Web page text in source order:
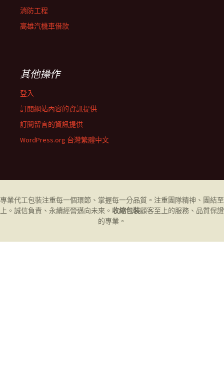
消防工程
高雄汽機車借款
其他操作
登入
訂閱網站內容的資訊提供
訂閱留言的資訊提供
WordPress.org 台灣繁體中文
專業代工包裝注重每一個環節、掌握每一分品質。注重團隊精神、團結至
上。誠信負責、永續經營邁向未來。 收縮包裝顧客至上的服務、品質保證
的專業。